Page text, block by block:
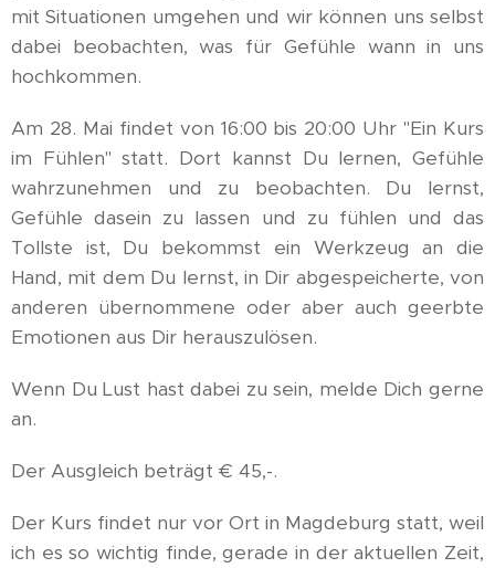
mit Situationen umgehen und wir können uns selbst
dabei beobachten, was für Gefühle wann in uns
hochkommen.
Am 28. Mai findet von 16:00 bis 20:00 Uhr "Ein Kurs
im Fühlen" statt. Dort kannst Du lernen, Gefühle
wahrzunehmen und zu beobachten. Du lernst,
Gefühle dasein zu lassen und zu fühlen und das
Tollste ist, Du bekommst ein Werkzeug an die
Hand, mit dem Du lernst, in Dir abgespeicherte, von
anderen übernommene oder aber auch geerbte
Emotionen aus Dir herauszulösen.
Wenn Du Lust hast dabei zu sein, melde Dich gerne
an.
Der Ausgleich beträgt € 45,-.
Der Kurs findet nur vor Ort in Magdeburg statt, weil
ich es so wichtig finde, gerade in der aktuellen Zeit,